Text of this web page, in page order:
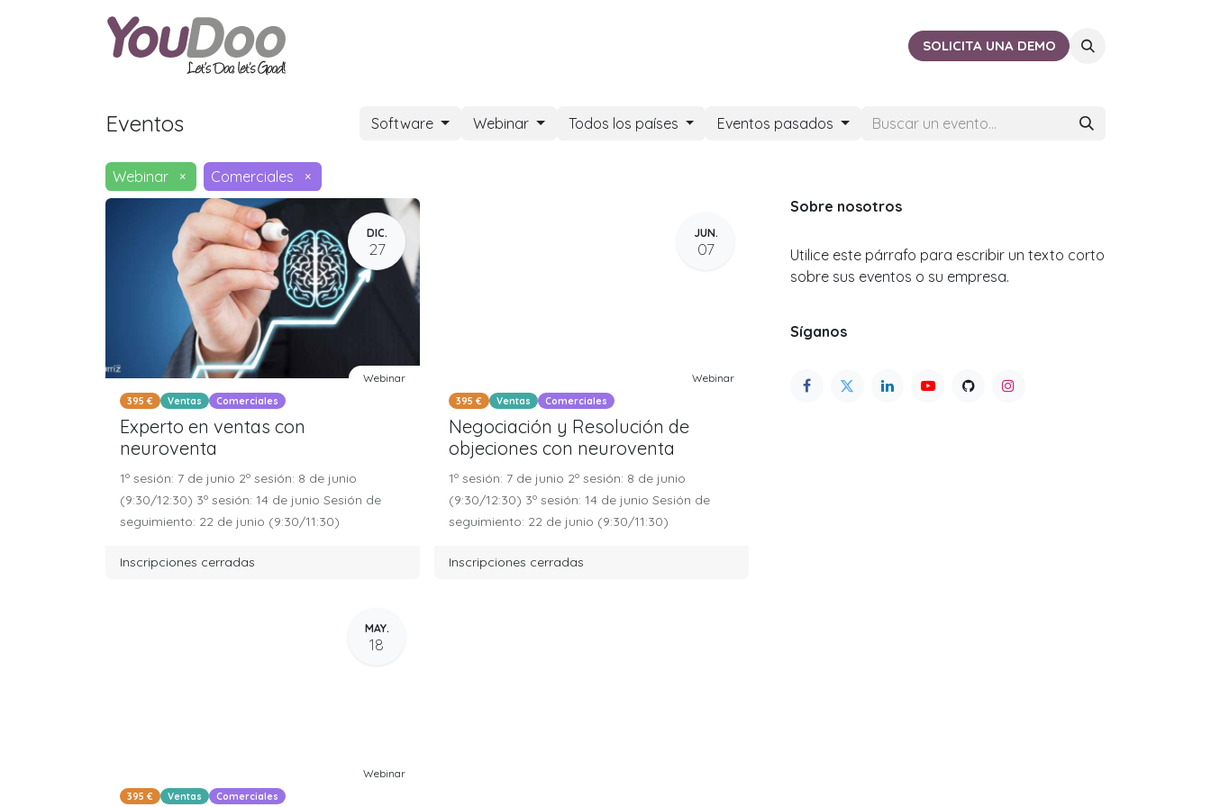
CERCA DE TISOLICITA UNA DEMO
Eventos Software Webinar Todos los países Eventos pasados
Webinar × Comerciales ×
DIC.
27
Webinar
395 € Ventas Comerciales
Experto en ventas con
neuroventa
1º sesión: 7 de junio 2º sesión: 8 de junio
(9:30/12:30) 3º sesión: 14 de junio Sesión de
seguimiento: 22 de junio (9:30/11:30)
Inscripciones cerradas
JUN.
07
Webinar
395 € Ventas Comerciales
Negociación y Resolución de
objeciones con neuroventa
1º sesión: 7 de junio 2º sesión: 8 de junio
(9:30/12:30) 3º sesión: 14 de junio Sesión de
seguimiento: 22 de junio (9:30/11:30)
Inscripciones cerradas
MAY.
18
Webinar
395 € Ventas Comerciales
Sobre nosotros
Utilice este párrafo para escribir un texto corto
sobre sus eventos o su empresa.
Síganos